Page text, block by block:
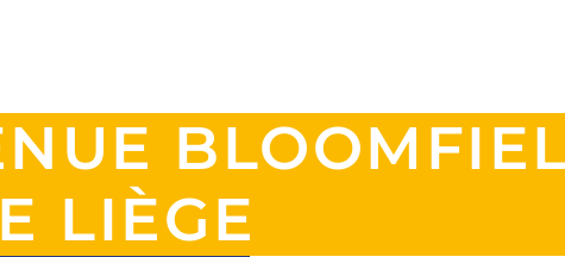
LIÈGE